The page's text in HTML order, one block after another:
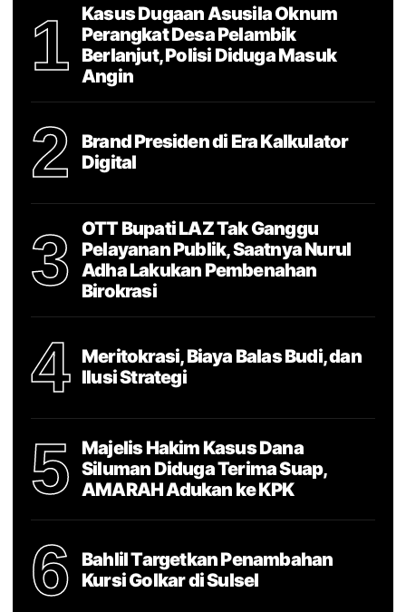
1
Kasus Dugaan Asusila Oknum
Perangkat Desa Pelambik
Berlanjut, Polisi Diduga Masuk
Angin
2
Brand Presiden di Era Kalkulator
Digital
3
OTT Bupati LAZ Tak Ganggu
Pelayanan Publik, Saatnya Nurul
Adha Lakukan Pembenahan
Birokrasi
4
Meritokrasi, Biaya Balas Budi, dan
Ilusi Strategi
5
Majelis Hakim Kasus Dana
Siluman Diduga Terima Suap,
AMARAH Adukan ke KPK
6
Bahlil Targetkan Penambahan
Kursi Golkar di Sulsel